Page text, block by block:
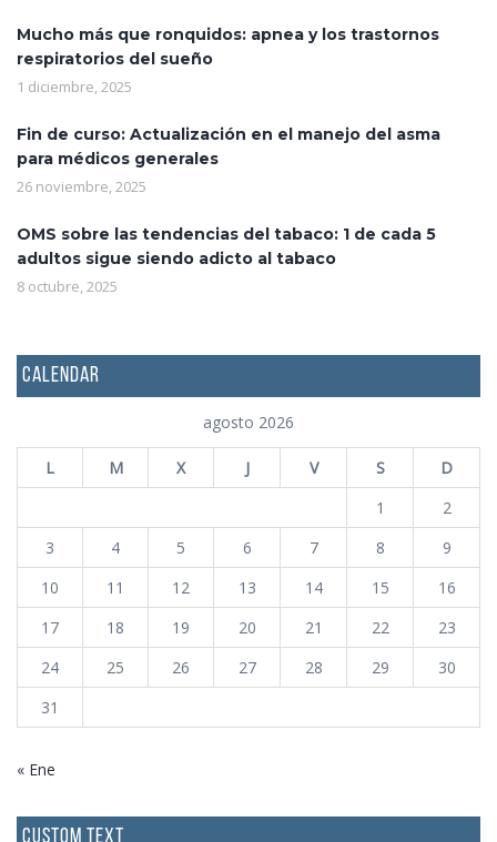
Mucho más que ronquidos: apnea y los trastornos
respiratorios del sueño
1 diciembre, 2025
Fin de curso: Actualización en el manejo del asma
para médicos generales
26 noviembre, 2025
OMS sobre las tendencias del tabaco: 1 de cada 5
adultos sigue siendo adicto al tabaco
8 octubre, 2025
CALENDAR
agosto 2026
L M X J V S
D
1
2
3
4 5 6 7 8
9
10
11 12 13 14 15
16
17
18 19 20 21 22
23
24
25 26 27 28 29
30
31
« Ene
CUSTOM TEXT